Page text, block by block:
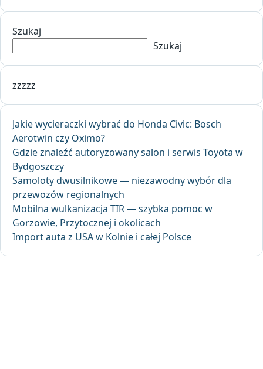
Szukaj
Szukaj
zzzzz
Jakie wycieraczki wybrać do Honda Civic: Bosch
Aerotwin czy Oximo?
Gdzie znaleźć autoryzowany salon i serwis Toyota w
Bydgoszczy
Samoloty dwusilnikowe — niezawodny wybór dla
przewozów regionalnych
Mobilna wulkanizacja TIR — szybka pomoc w
Gorzowie, Przytocznej i okolicach
Import auta z USA w Kolnie i całej Polsce